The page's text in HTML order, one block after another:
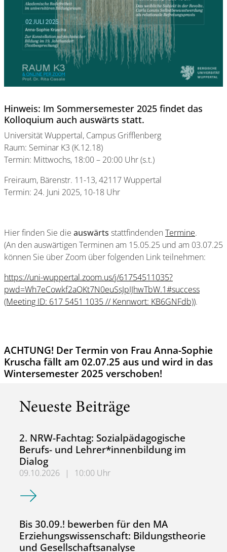
Hinweis: Im Sommersemester 2025 findet das
Kolloquium auch auswärts statt.
Universität Wuppertal, Campus Grifflenberg
Raum: Seminar K3 (K.12.18)
Termin: Mittwochs, 18:00 – 20:00 Uhr (s.t.)
Freiraum, Bärenstr. 11-13, 42117 Wuppertal
Termin: 24. Juni 2025, 10-18 Uhr
Hier finden Sie die auswärts stattfindenden Termine.
(An den auswärtigen Terminen am 15.05.25 und am 03.07.25
können Sie über Zoom über folgenden Link teilnehmen:
https://uni-wuppertal.zoom.us/j/61754511035?
pwd=Wh7eCowkf2aOKt7N0euSsJpIJhwTbW.1#success
(Meeting ID: 617 5451 1035 // Kennwort: KB6GNFdb)).
ACHTUNG! Der Termin von Frau Anna-Sophie
Kruscha fällt am 02.07.25 aus und wird in das
Wintersemester 2025 verschoben!
Neueste Beiträge
2. NRW-Fachtag: Sozialpädagogische
Berufs- und Lehrer*innenbildung im
Dialog
09.10.2026 |
10:00 Uhr
2. NRW-Fachtag: Sozialpädagogische Berufs- und
Bis 30.09.! bewerben für den MA
Erziehungswissenschaft: Bildungstheorie
und Gesellschaftsanalyse